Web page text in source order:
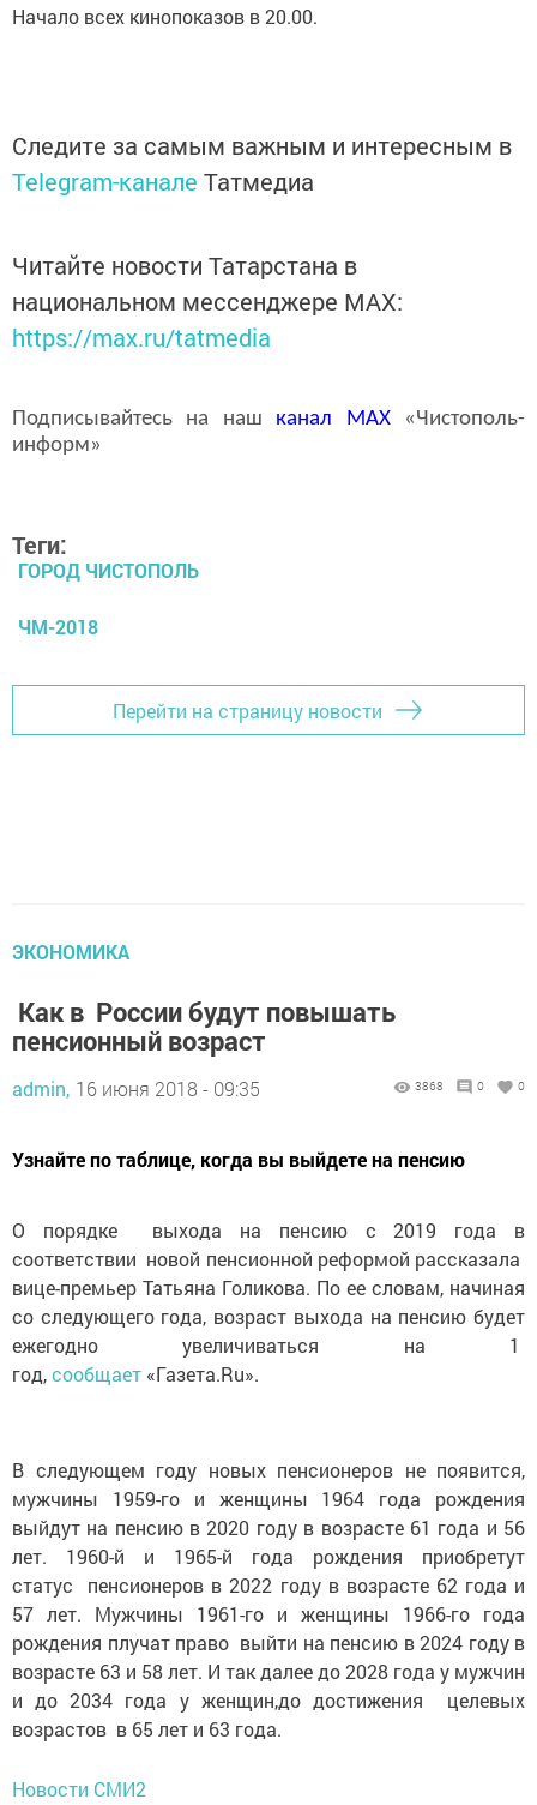
Начало всех кинопоказов в 20.00.
Следите за самым важным и интересным в
Telegram-канале Татмедиа
Читайте новости Татарстана в
национальном мессенджере MАХ:
https://max.ru/tatmedia
Подписывайтесь на наш канал MAX«Чистополь-
информ»
Теги:
ГОРОД ЧИСТОПОЛЬ
ЧМ-2018
Перейти на страницу новости
ЭКОНОМИКА
Как в России будут повышать
пенсионный возраст
admin, 16 июня 2018 - 09:35 3868 0 0
Узнайте по таблице, когда вы выйдете на пенсию
О порядке выхода на пенсию с 2019 года в
соответствии новой пенсионной реформой рассказала
вице-премьер Татьяна Голикова. По ее словам, начиная
со следующего года, возраст выхода на пенсию будет
ежегодно увеличиваться на 1
год,сообщает «Газета.Ru».
В следующем году новых пенсионеров не появится,
мужчины 1959-го и женщины 1964 года рождения
выйдут на пенсию в 2020 году в возрасте 61 года и 56
лет. 1960-й и 1965-й года рождения приобретут
статус пенсионеров в 2022 году в возрасте 62 года и
57 лет. Мужчины 1961-го и женщины 1966-го года
рождения плучат право выйти на пенсию в 2024 году в
возрасте 63 и 58 лет. И так далее до 2028 года у мужчин
и до 2034 года у женщин,до достижения целевых
возрастов в 65 лет и 63 года.
Новости СМИ2